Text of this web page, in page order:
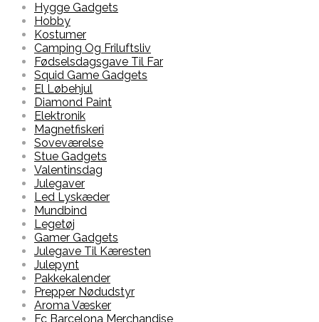
Hygge Gadgets
Hobby
Kostumer
Camping Og Friluftsliv
Fødselsdagsgave Til Far
Squid Game Gadgets
El Løbehjul
Diamond Paint
Elektronik
Magnetfiskeri
Soveværelse
Stue Gadgets
Valentinsdag
Julegaver
Led Lyskæder
Mundbind
Legetøj
Gamer Gadgets
Julegave Til Kæresten
Julepynt
Pakkekalender
Prepper Nødudstyr
Aroma Væsker
Fc Barcelona Merchandise